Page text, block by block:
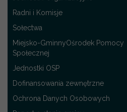
Radni i Komisje
Sołectwa
Miejsko-GminnyOśrodek Pomocy
Społecznej
Jednostki OSP
Dofinansowania zewnętrzne
Ochrona Danych Osobowych